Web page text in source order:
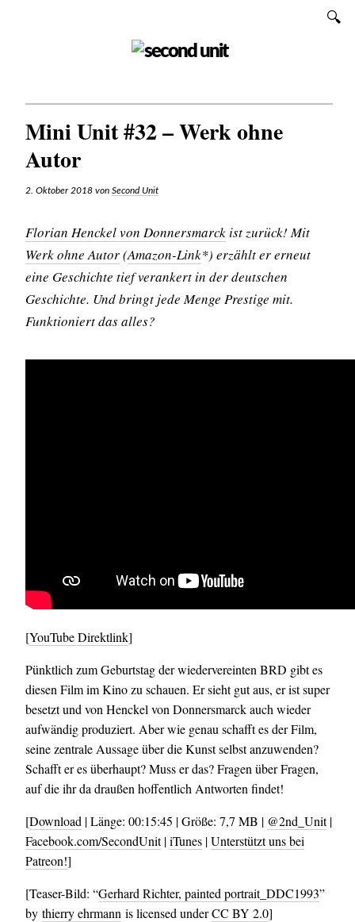
Mini Unit #32 – Werk ohne
Autor
2. Oktober 2018 von Second Unit
Florian Henckel von Donnersmarckist zurück! Mit
Werk ohne Autor(Amazon-Link*) erzählt er erneut
eine Geschichte tief verankert in der deutschen
Geschichte. Und bringt jede Menge Prestige mit.
Funktioniert das alles?
[YouTube Direktlink]
Pünktlich zum Geburtstag der wiedervereinten BRD gibt es
diesen Film im Kino zu schauen. Er sieht gut aus, er ist super
besetzt und von Henckel von Donnersmarck auch wieder
aufwändig produziert. Aber wie genau schafft es der Film,
seine zentrale Aussage über die Kunst selbst anzuwenden?
Schafft er es überhaupt? Muss er das? Fragen über Fragen,
auf die ihr da draußen hoffentlich Antworten findet!
[Download | Länge: 00:15:45 | Größe: 7,7 MB | @2nd_Unit|
Facebook.com/SecondUnit|iTunes|Unterstützt uns bei
Patreon!]
[Teaser-Bild: “Gerhard Richter, painted portrait_DDC1993”
by thierry ehrmann is licensed underCC BY 2.0]